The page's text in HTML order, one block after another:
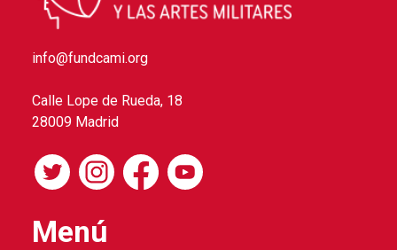
info@fundcami.org
Calle Lope de Rueda, 18
28009 Madrid
Menú